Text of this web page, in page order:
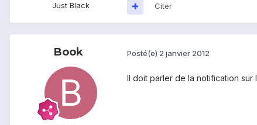
Just Black
Citer
Book Posté(e) 2 janvier 2012
Il doit parler de la notification